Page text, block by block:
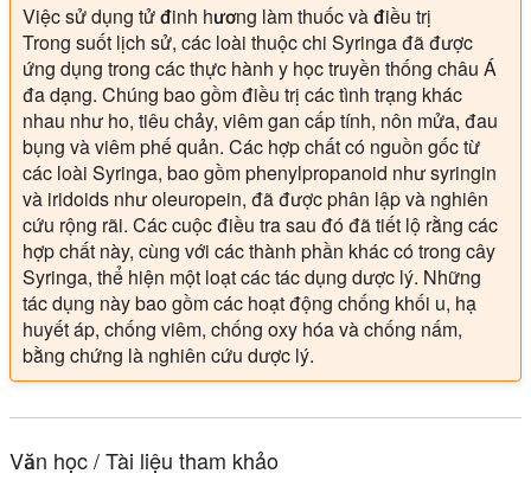
Việc sử dụng tử đinh hương làm thuốc và điều trị
Trong suốt lịch sử, các loài thuộc chi Syringa đã được
ứng dụng trong các thực hành y học truyền thống châu Á
đa dạng. Chúng bao gồm điều trị các tình trạng khác
nhau như ho, tiêu chảy, viêm gan cấp tính, nôn mửa, đau
bụng và viêm phế quản. Các hợp chất có nguồn gốc từ
các loài Syringa, bao gồm phenylpropanoid như syringin
và iridoids như oleuropein, đã được phân lập và nghiên
cứu rộng rãi. Các cuộc điều tra sau đó đã tiết lộ rằng các
hợp chất này, cùng với các thành phần khác có trong cây
Syringa, thể hiện một loạt các tác dụng dược lý. Những
tác dụng này bao gồm các hoạt động chống khối u, hạ
huyết áp, chống viêm, chống oxy hóa và chống nấm,
bằng chứng là nghiên cứu dược lý.
Văn học / Tài liệu tham khảo